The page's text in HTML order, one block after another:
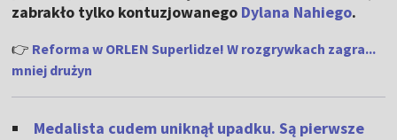
zabrakło tylko kontuzjowanego Dylana Nahiego.
👉 Reforma w ORLEN Superlidze! W rozgrywkach zagra...
mniej drużyn
Medalista cudem uniknął upadku. Są pierwsze